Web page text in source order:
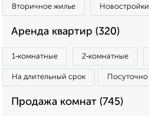
Вторичное жилье Новостройки
Аренда квартир (320)
1‑комнатные 2‑комнатные
На длительный срок Посуточно
Продажа комнат (745)